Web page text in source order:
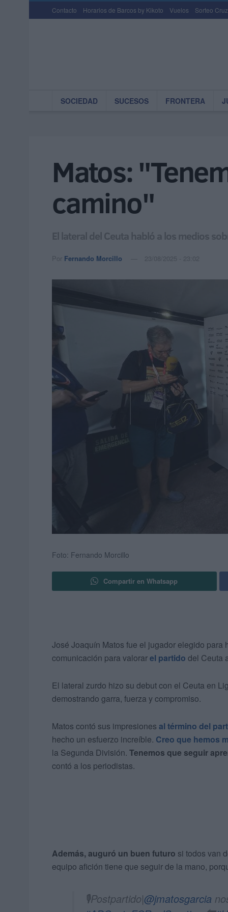
Contacto Horarios de Barcos by Kikoto Vuelos Sorteo
SOCIEDAD SUCESOS FRONTERA
Matos:
camino"
El lateral del Ceuta habló a los medios
Por Fernando Morcillo 23/08/2025 - 23:02
Foto: Fernando Morcillo
Compartir en Whatsapp
José Joaquín Matos fue el jugador elegido
comunicación para valorarel partido del Ceuta
El lateral zurdo hizo su debut con el Ceuta en
demostrando garra, fuerza y compromiso.
Matos contó sus impresiones al término del
hecho un esfuerzo increíble. Creo que hemos
la Segunda División. Tenemos que seguir
contó a los periodistas.
Además, auguró un buen futuro si todos van
equipo afición tiene que seguir de la mano,
🎙️Postpartido|@jmatosgarcia